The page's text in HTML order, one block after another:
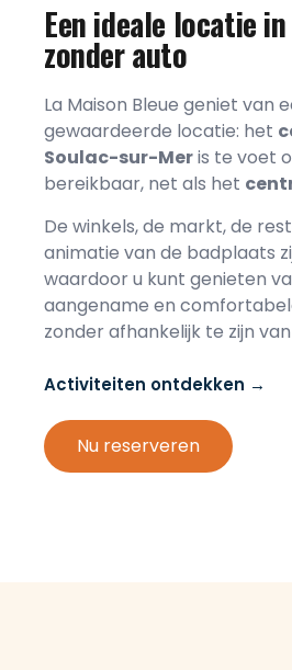
Een ideale locatie
zonder auto
La Maison Bleue geniet van
gewaardeerde locatie: het
Soulac-sur-Meris te voet
bereikbaar, net als het
De winkels, de markt, de
animatie van de badplaats
waardoor u kunt genieten
aangename en
zonder afhankelijk te zijn
Activiteiten ontdekken →
Nu reserveren